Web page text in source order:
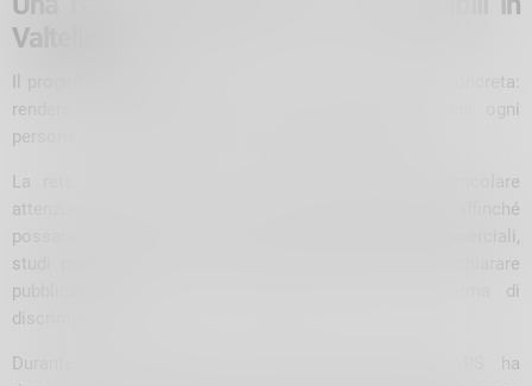
Valtellina
nasce da un’idea semplice ma concreta:
rendere riconoscibili sul territorio quei luoghi in cui ogni
persona possa sentirsi accolta, ascoltata e rispettata.
La rete è rivolta a tutte e tutti, ma pone una particolare
attenzione alle persone della comunità LGBTQIA+, affinché
possano sapere di trovare in Valtellina attività commerciali,
studi professionali e realtà locali che scelgono di dichiarare
pubblicamente il proprio impegno contro ogni forma di
discriminazione.
Durante la presentazione, Valtellina Arcobaleno APS ha